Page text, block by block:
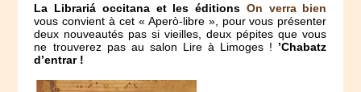
La Librariá occitana et les éditions On verra bien
vous convient à cet « Aperò-libre », pour vous présenter
deux nouveautés pas si vieilles, deux pépites que vous
ne trouverez pas au salon Lire à Limoges ! ’Chabatz
d’entrar !